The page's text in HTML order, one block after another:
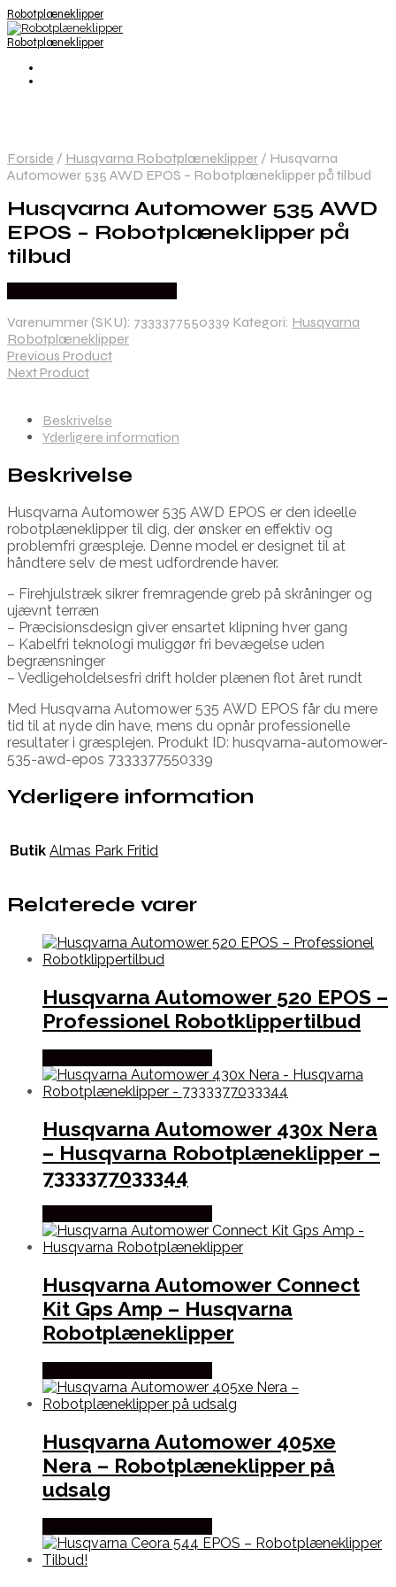
Robotplæneklipper
Robotplæneklipper
Forside / Husqvarna Robotplæneklipper / Husqvarna
Automower 535 AWD EPOS – Robotplæneklipper på tilbud
Husqvarna Automower 535 AWD
EPOS – Robotplæneklipper på
tilbud
Varenummer (SKU): 7333377550339 Kategori: Husqvarna
Robotplæneklipper
Previous Product
Next Product
Beskrivelse
Yderligere information
Beskrivelse
Husqvarna Automower 535 AWD EPOS er den ideelle
robotplæneklipper til dig, der ønsker en effektiv og
problemfri græspleje. Denne model er designet til at
håndtere selv de mest udfordrende haver.
– Firehjulstræk sikrer fremragende greb på skråninger og
ujævnt terræn
– Præcisionsdesign giver ensartet klipning hver gang
– Kabelfri teknologi muliggør fri bevægelse uden
begrænsninger
– Vedligeholdelsesfri drift holder plænen flot året rundt
Med Husqvarna Automower 535 AWD EPOS får du mere
tid til at nyde din have, mens du opnår professionelle
resultater i græsplejen. Produkt ID: husqvarna-automower-
535-awd-epos 7333377550339
Yderligere information
Butik Almas Park Fritid
Relaterede varer
Husqvarna Automower 520 EPOS –
Professionel Robotklippertilbud
Husqvarna Automower 430x Nera
– Husqvarna Robotplæneklipper –
7333377033344
Husqvarna Automower Connect
Kit Gps Amp – Husqvarna
Robotplæneklipper
Husqvarna Automower 405xe
Nera – Robotplæneklipper på
udsalg